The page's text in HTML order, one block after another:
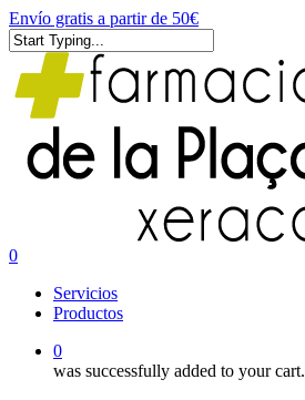
Skip
to
main
content
Envío gratis a partir de 50€
Close
Search
0
Servicios
Productos
0
was successfully added to your cart.